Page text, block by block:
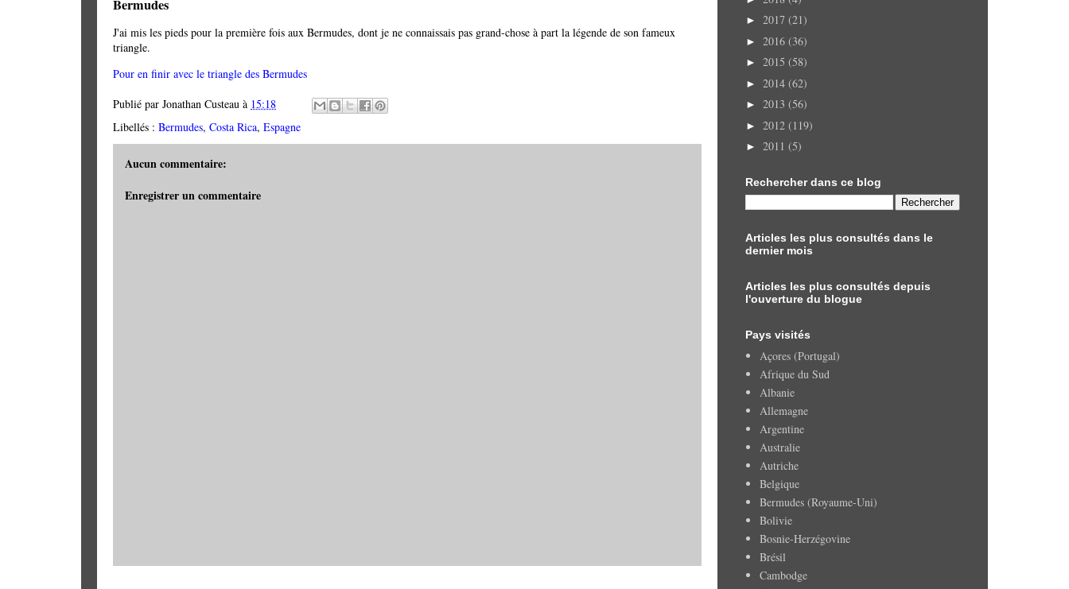
Bermudes
J'ai mis les pieds pour la première fois aux Bermudes, dont je ne connaissais pas grand-chose à part la légende de son fameux
triangle.
Pour en finir avec le triangle des Bermudes
Publié par Jonathan Custeau à 15:18
Libellés : Bermudes, Costa Rica, Espagne
Aucun commentaire:
Enregistrer un commentaire
► 2017 (21)
► 2016 (36)
► 2015 (58)
► 2014 (62)
► 2013 (56)
► 2012 (119)
► 2011 (5)
Rechercher dans ce blog
Articles les plus consultés dans le
dernier mois
Articles les plus consultés depuis
l'ouverture du blogue
Pays visités
Açores (Portugal)
Afrique du Sud
Albanie
Allemagne
Argentine
Australie
Autriche
Belgique
Bermudes (Royaume-Uni)
Bolivie
Bosnie-Herzégovine
Brésil
Cambodge